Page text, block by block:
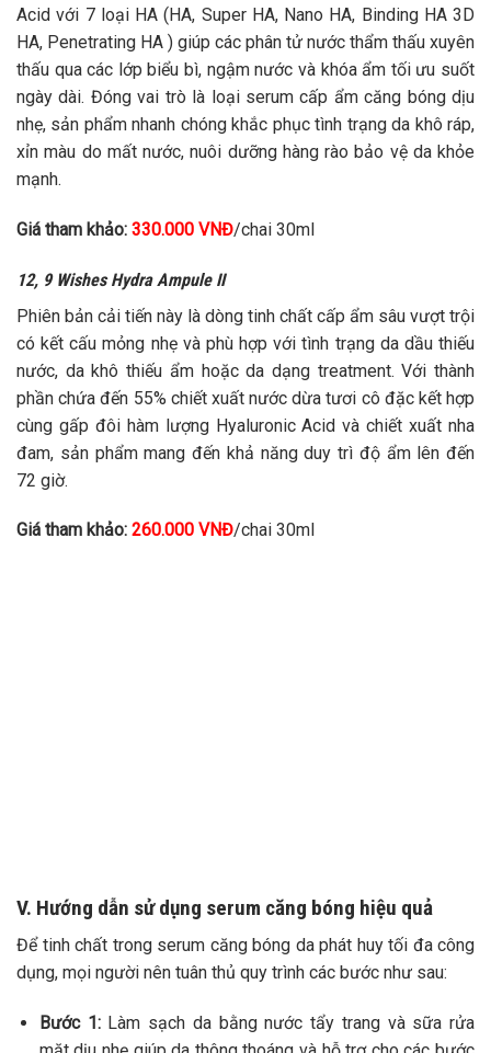
Acid với 7 loại HA (HA, Super HA, Nano HA, Binding HA 3D
HA, Penetrating HA ) giúp các phân tử nước thẩm thấu xuyên
thấu qua các lớp biểu bì, ngậm nước và khóa ẩm tối ưu suốt
ngày dài. Đóng vai trò là loại serum cấp ẩm căng bóng dịu
nhẹ, sản phẩm nhanh chóng khắc phục tình trạng da khô ráp,
xỉn màu do mất nước, nuôi dưỡng hàng rào bảo vệ da khỏe
mạnh.
Giá tham khảo: 330.000 VNĐ/chai 30ml
12, 9 Wishes Hydra Ampule II
Phiên bản cải tiến này là dòng tinh chất cấp ẩm sâu vượt trội
có kết cấu mỏng nhẹ và phù hợp với tình trạng da dầu thiếu
nước, da khô thiếu ẩm hoặc da dạng treatment. Với thành
phần chứa đến 55% chiết xuất nước dừa tươi cô đặc kết hợp
cùng gấp đôi hàm lượng Hyaluronic Acid và chiết xuất nha
đam, sản phẩm mang đến khả năng duy trì độ ẩm lên đến
72 giờ.
Giá tham khảo: 260.000 VNĐ/chai 30ml
V. Hướng dẫn sử dụng serum căng bóng hiệu quả
Để tinh chất trong serum căng bóng da phát huy tối đa công
dụng, mọi người nên tuân thủ quy trình các bước như sau:
Bước 1:Làm sạch da bằng nước tẩy trang và sữa rửa